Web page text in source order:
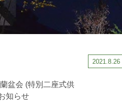
2021.8.26
盆会 (特別二座式供
知らせ